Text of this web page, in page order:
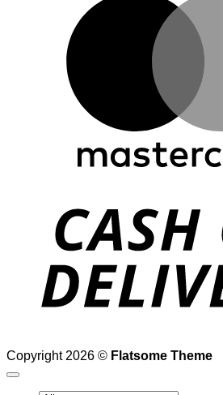
Copyright 2026 © Flatsome Theme